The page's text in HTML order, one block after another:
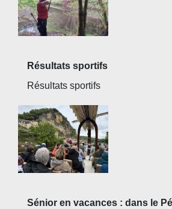
Résultats sportifs
Résultats sportifs
Sénior en vacances : dans le